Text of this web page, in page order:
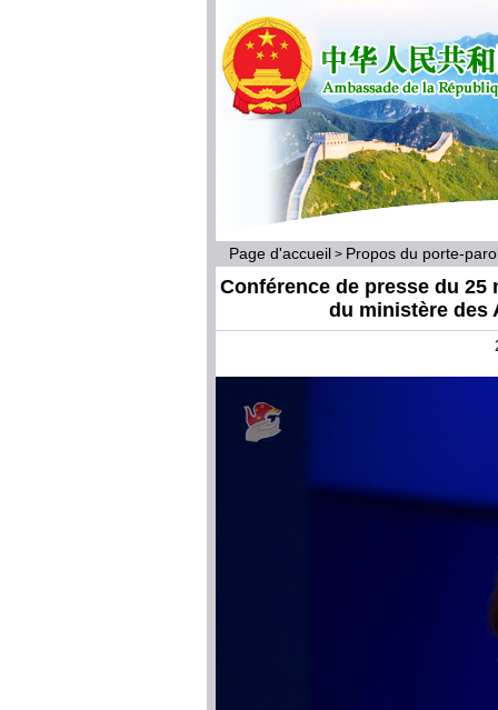
Page d'accueil > Propos du porte-
Conférence de presse du 25
du ministère des